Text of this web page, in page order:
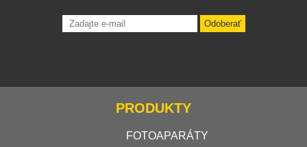
Odoberať
PRODUKTY
FOTOAPARÁTY